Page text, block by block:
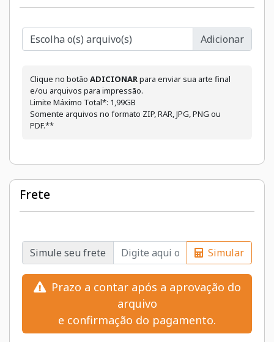
Escolha o(s) arquivo(s)
Clique no botão ADICIONARpara enviar sua arte final
e/ou arquivos para impressão.
Limite Máximo Total*: 1,99GB
Somente arquivos no formato ZIP, RAR, JPG, PNG ou
PDF.**
Frete
Simule seu frete Simular
Prazo a contar após a aprovação do
arquivo
e confirmação do pagamento.